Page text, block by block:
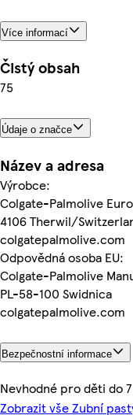
Více informací
Čistý obsah
75
Údaje o značce
Název a adresa
Výrobce:
Colgate-Palmolive
4106 Therwil/
colgatepalmolive.com
Odpovědná osoba EU:
Colgate-Palmolive
PL-58-100 Swidnica
colgatepalmolive.com
Bezpečnostní informace
Nevhodné pro děti do
Zobrazit vše Zubní